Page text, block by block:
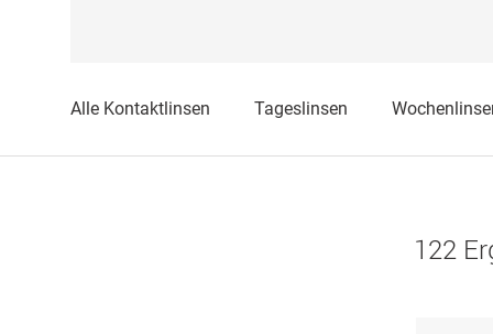
Alle Kontaktlinsen Tageslinsen
122